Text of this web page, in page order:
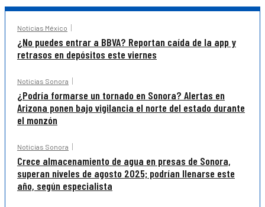
Noticias México
¿No puedes entrar a BBVA? Reportan caída de la app y
retrasos en depósitos este viernes
Noticias Sonora
¿Podría formarse un tornado en Sonora? Alertas en
Arizona ponen bajo vigilancia el norte del estado durante
el monzón
Noticias Sonora
Crece almacenamiento de agua en presas de Sonora,
superan niveles de agosto 2025; podrían llenarse este
año, según especialista